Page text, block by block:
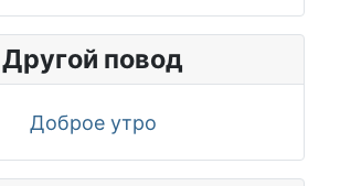
Другой повод
Доброе утро